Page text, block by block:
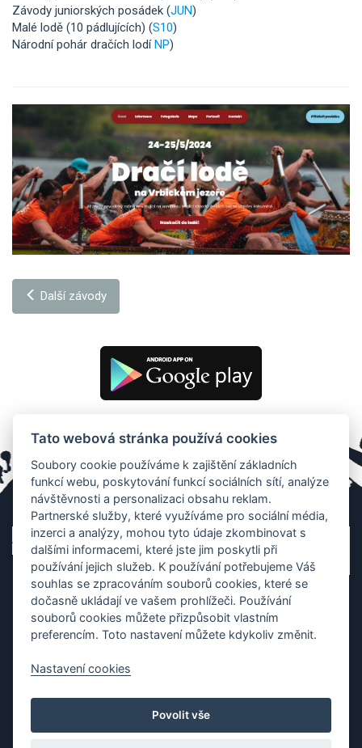
Závody juniorských posádek (JUN)
Malé lodě (10 pádlujících) (S10)
Národní pohár dračích lodíNP)
Další závody
Tato webová stránka používá cookies
Soubory cookie používáme k zajištění základních
funkcí webu, poskytování funkcí sociálních sítí, analýze
návštěvnosti a personalizaci obsahu reklam.
Partnerské služby, které využíváme pro sociální média,
inzerci a analýzy, mohou tyto údaje zkombinovat s
dalšími informacemi, které jste jim poskytli při
používání jejich služeb. K používání potřebujeme Váš
souhlas se zpracováním souborů cookies, které se
dočasně ukládají ve vašem prohlížeči. Používání
souborů cookies můžete přizpůsobit vlastním
preferencím. Toto nastavení můžete kdykoliv změnit.
Nastavení cookies
Povolit vše